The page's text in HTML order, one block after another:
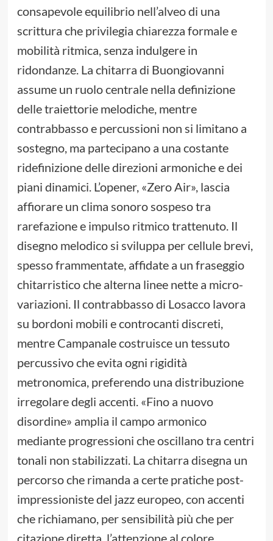
consapevole equilibrio nell’alveo di una
scrittura che privilegia chiarezza formale e
mobilità ritmica, senza indulgere in
ridondanze. La chitarra di Buongiovanni
assume un ruolo centrale nella definizione
delle traiettorie melodiche, mentre
contrabbasso e percussioni non si limitano a
sostegno, ma partecipano a una costante
ridefinizione delle direzioni armoniche e dei
piani dinamici. L’opener, «Zero Air», lascia
affiorare un clima sonoro sospeso tra
rarefazione e impulso ritmico trattenuto. Il
disegno melodico si sviluppa per cellule brevi,
spesso frammentate, affidate a un fraseggio
chitarristico che alterna linee nette a micro-
variazioni. Il contrabbasso di Losacco lavora
su bordoni mobili e controcanti discreti,
mentre Campanale costruisce un tessuto
percussivo che evita ogni rigidità
metronomica, preferendo una distribuzione
irregolare degli accenti. «Fino a nuovo
disordine» amplia il campo armonico
mediante progressioni che oscillano tra centri
tonali non stabilizzati. La chitarra disegna un
percorso che rimanda a certe pratiche post-
impressioniste del jazz europeo, con accenti
che richiamano, per sensibilità più che per